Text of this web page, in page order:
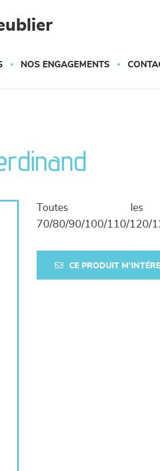
NOS ENGAGEMENTS
Toutes
70/80/90/100/110/120/
CE PRODUIT